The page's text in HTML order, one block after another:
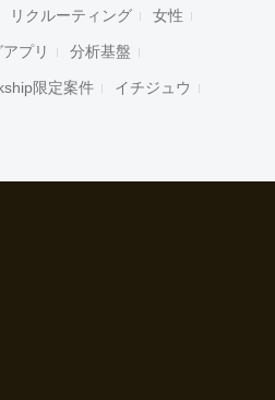
リクルーティング 女性
プリ 分析基盤
限定案件 イチジュウ